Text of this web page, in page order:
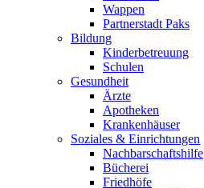
Wappen
Partnerstadt Paks
Bildung
Kinderbetreuung
Schulen
Gesundheit
Ärzte
Apotheken
Krankenhäuser
Soziales & Einrichtungen
Nachbarschaftshilfe
Bücherei
Friedhöfe